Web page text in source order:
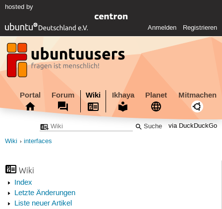
hosted by
Anmelden Registrieren
Portal Forum Wiki Ikhaya Planet Mitmachen
via DuckDuckGo
Wiki interfaces
Wiki
Index
Letzte Änderungen
Liste neuer Artikel